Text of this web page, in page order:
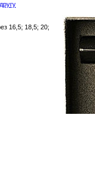
другу
16,5; 18,5; 20;